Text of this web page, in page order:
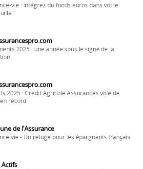
vie : intégrez du fonds euros dans votre
!
2025 : une année sous le signe de la
2025 : Crédit Agricole Assurances vole de
record
de l'Assurance
vie - Un refuge pour les épargnants français
Actifs